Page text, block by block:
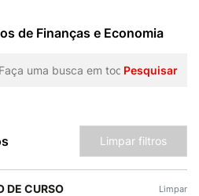
de Finanças e Economia
Pesquisar
Limpar filtros
DE CURSO Limpar